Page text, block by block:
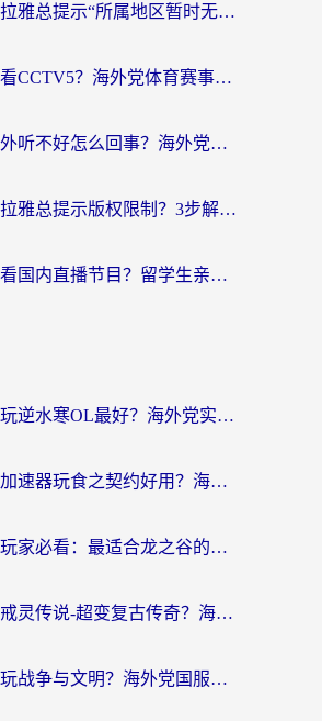
海外听喜马拉雅总提示“所属地区暂时无版权”？这个限制解除方法亲测有效！
在韩国怎么看CCTV5？海外党体育赛事+中文解说观看终极指南
咪咕音乐国外听不好怎么回事？海外党听歌自由的终极解决方案来了
海外听喜马拉雅总提示版权限制？3步解决+2个音乐平台问题全攻略
在国外如何看国内直播节目？留学生亲测有效的追剧加速指南
哪款加速器玩逆水寒OL最好？海外党实测后的终极选择指南
在国外什么加速器玩食之契约好用？海外党亲测有效的国服游戏加速指南
海外龙之谷玩家必看：最适合龙之谷的加速器，解决延迟卡顿还能畅玩幻书启示录和梦幻西游？
法国怎么玩戒灵传说-超变复古传奇？海外玩家国服游戏加速终极指南
新加坡怎么玩战争与文明？海外党国服游戏加速器终极避坑指南